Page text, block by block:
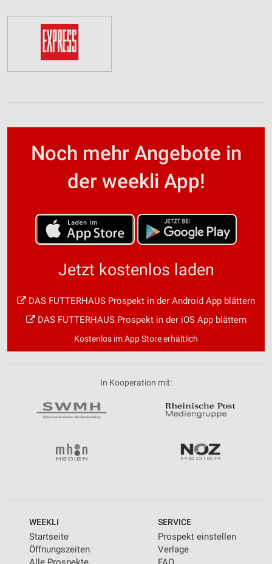
Noch mehr Angebote in
der weekli App!
Jetzt kostenlos laden
DAS FUTTERHAUS Prospekt in der Android App blättern
DAS FUTTERHAUS Prospekt in der iOS App blättern
Kostenlos im App Store erhältlich
In Kooperation mit:
WEEKLI
Startseite
Öffnungszeiten
SERVICE
Prospekt einstellen
Verlage